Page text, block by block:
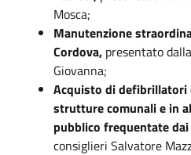
Mosca;
Manutenzione
Cordova, presentato
Giovanna;
Acquisto di defibrillatori
strutture comunali e in
pubblico frequentate
consiglieri Salvatore